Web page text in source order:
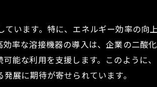
の持続可能な溶接技術戦略
法が工場の自動化を加速
を進める溶接技術の進展
います。特に、エネルギー効率の向
率な溶接機器の導入は、企業の二酸
能な利用を支援します。このように
展に期待が寄せられています。